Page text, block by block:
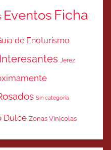
Eventos Ficha
de Enoturismo
Interesantes Jerez
Sin categoría
Dulce Zonas Vinicolas